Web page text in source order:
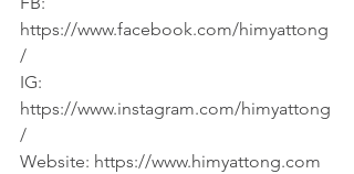
https://www.facebook.com/himyattong
/
IG:
https://www.instagram.com/himyattong
/
Website: https://www.himyattong.com